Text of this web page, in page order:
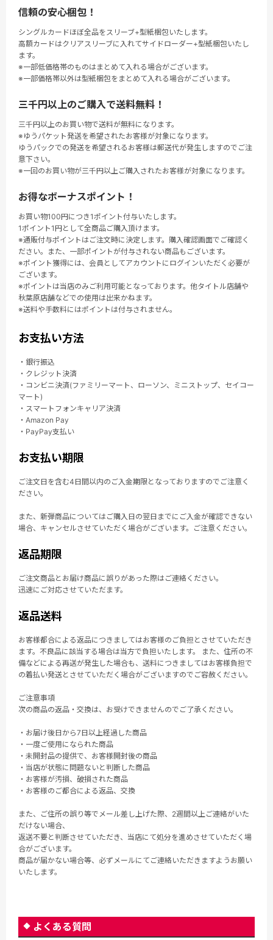
信頼の安心梱包！
シングルカードほぼ全品をスリーブ+型紙梱包いたします。
高額カードはクリアスリーブに入れてサイドローダー+型紙梱包いたし
ます。
※一部低価格帯のものはまとめて入れる場合がございます。
※一部価格帯以外は型紙梱包をまとめて入れる場合がございます。
三千円以上のご購入で送料無料！
三千円以上のお買い物で送料が無料になります。
※ゆうパケット発送を希望されたお客様が対象になります。
ゆうパックでの発送を希望されるお客様は郵送代が発生しますのでご注
意下さい。
※一回のお買い物が三千円以上ご購入されたお客様が対象になります。
お得なボーナスポイント！
お買い物100円につき1ポイント付与いたします。
1ポイント1円として全商品ご購入頂けます。
※通販付与ポイントはご注文時に決定します。購入確認画面でご確認く
ださい。また、一部ポイントが付与されない商品もございます。
※ポイント獲得には、会員としてアカウントにログインいただく必要が
ございます。
※ポイントは当店のみご利用可能となっております。他タイトル店舗や
秋葉原店舗などでの使用は出来かねます。
※送料や手数料にはポイントは付与されません。
お支払い方法
・銀行振込
・クレジット決済
・コンビニ決済(ファミリーマート、ローソン、ミニストップ、セイコー
マート)
・スマートフォンキャリア決済
・Amazon Pay
・PayPay支払い
お支払い期限
ご注文日を含む4日間以内のご入金期限となっておりますのでご注意く
ださい。
また、新弾商品についてはご購入日の翌日までにご入金が確認できない
場合、キャンセルさせていただく場合がございます。ご注意ください。
返品期限
ご注文商品とお届け商品に誤りがあった際はご連絡ください。
迅速にご対応させていただます。
返品送料
お客様都合による返品につきましてはお客様のご負担とさせていただき
ます。不良品に該当する場合は当方で負担いたします。 また、住所の不
備などによる再送が発生した場合も、送料につきましてはお客様負担で
の着払い発送とさせていただく場合がございますのでご容赦ください。
ご注意事項
次の商品の返品・交換は、お受けできませんのでご了承ください。
・お届け後日から7日以上経過した商品
・一度ご使用になられた商品
・未開封品の提供で、お客様開封後の商品
・当店が状態に問題ないと判断した商品
・お客様が汚損、破損された商品
・お客様のご都合による返品、交換
また、ご住所の誤り等でメール差し上げた際、2週間以上ご連絡がいた
だけない場合、
返送不要と判断させていただき、当店にて処分を進めさせていただく場
合がございます。
商品が届かない場合等、必ずメールにてご連絡いただきますようお願い
いたします。
よくある質問